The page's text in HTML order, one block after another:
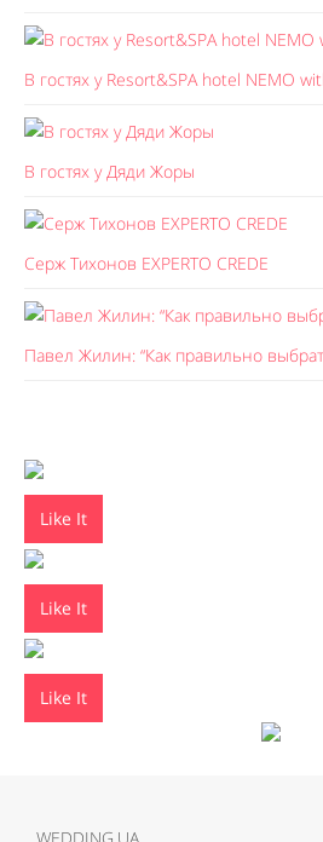
В гостях у Resort&SPA hotel NEMO
В гостях у Дяди Жоры
Серж Тихонов EXPERTO CREDE
Павел Жилин: “Как правильно
Like It
Like It
Like It